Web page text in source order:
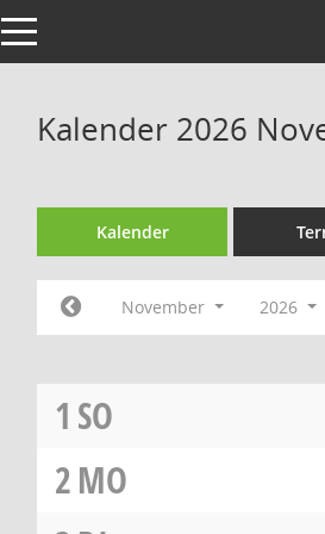
Toggle navigation
Kalender 2026
Kalender
November 2026
1 SO
2MO